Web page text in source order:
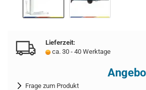
Lieferzeit:
ca. 30 - 40 Werktage
Frage zum Produkt